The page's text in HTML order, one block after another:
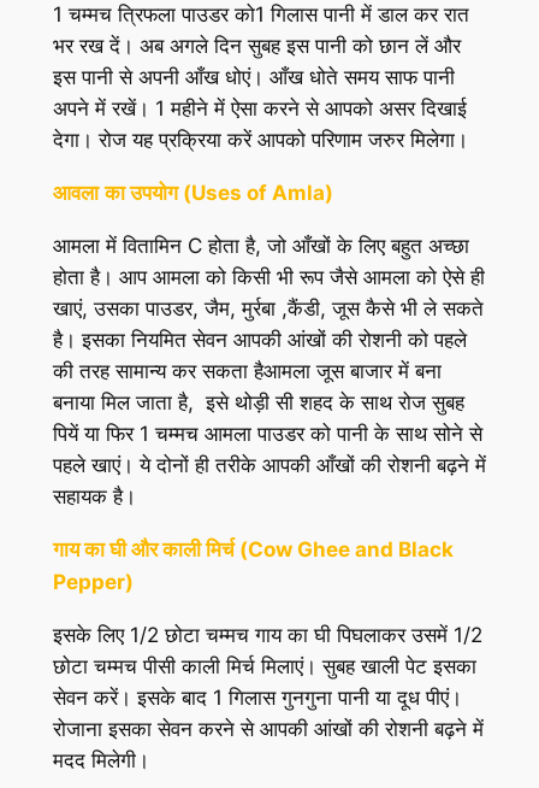
1 चम्मच त्रिफला पाउडर को1 गिलास पानी में डाल कर रात
भर रख दें। अब अगले दिन सुबह इस पानी को छान लें और
इस पानी से अपनी आँख धोएं। आँख धोते समय साफ पानी
अपने में रखें। 1 महीने में ऐसा करने से आपको असर दिखाई
देगा। रोज यह प्रक्रिया करें आपको परिणाम जरुर मिलेगा।
आवला का उपयोग (Uses of Amla)
आमला में वितामिन C होता है, जो आँखों के लिए बहुत अच्छा
होता है। आप आमला को किसी भी रूप जैसे आमला को ऐसे ही
खाएं, उसका पाउडर, जैम, मुर्रबा ,कैंडी, जूस कैसे भी ले सकते
है। इसका नियमित सेवन आपकी आंखों की रोशनी को पहले
की तरह सामान्य कर सकता हैआमला जूस बाजार में बना
बनाया मिल जाता है, इसे थोड़ी सी शहद के साथ रोज सुबह
पियें या फिर 1 चम्मच आमला पाउडर को पानी के साथ सोने से
पहले खाएं। ये दोनों ही तरीके आपकी आँखों की रोशनी बढ़ने में
सहायक है।
गाय का घी और काली मिर्च (Cow Ghee and Black
Pepper)
इसके लिए 1/2 छोटा चम्मच गाय का घी पिघलाकर उसमें 1/2
छोटा चम्मच पीसी काली मिर्च मिलाएं। सुबह खाली पेट इसका
सेवन करें। इसके बाद 1 गिलास गुनगुना पानी या दूध पीएं।
रोजाना इसका सेवन करने से आपकी आंखों की रोशनी बढ़ने में
मदद मिलेगी।